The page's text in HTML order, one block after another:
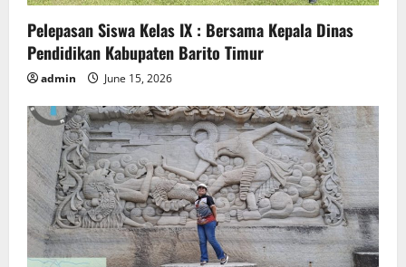
Pelepasan Siswa Kelas IX : Bersama Kepala Dinas
Pendidikan Kabupaten Barito Timur
admin June 15, 2026